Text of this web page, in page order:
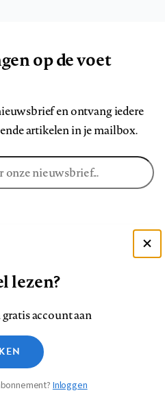
op de voet
en ontvang iedere
artikelen in je mailbox.
YouTube
Privacy
vragen verdienen
antwoorden
lezen?
gratis account aan
Inloggen